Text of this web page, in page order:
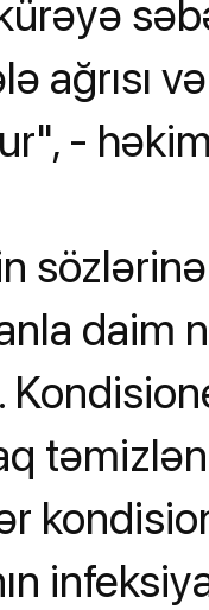
ağrısı
-
daim